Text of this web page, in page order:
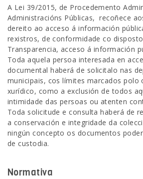
A Lei 39/2015, de Procedemento
Administracións Públicas, recoñece
dereito ao acceso á información
rexistros, de conformidade co
Transparencia, acceso á información
Toda aquela persoa interesada en
documental haberá de solicitalo nas
municipais, cos límites marcados polo
xurídico, como a exclusión de todos
intimidade das persoas ou atenten
Toda solicitude e consulta haberá de
a conservación e integridade da
ningún concepto os documentos
de custodia.
Normativa